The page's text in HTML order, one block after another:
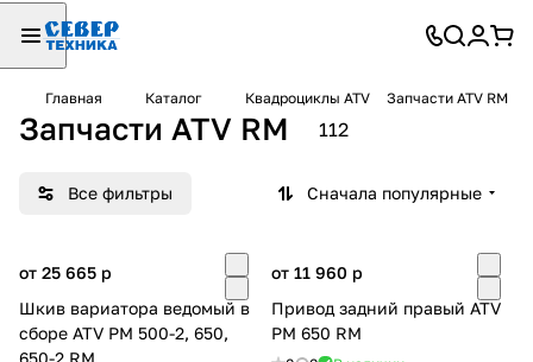
Главная Каталог Квадроциклы ATV Запчасти ATV RM
Запчасти ATV RM 112
Все фильтры Сначала популярные
от 25 665 p
Шкив вариатора ведомый в
сборе ATV РМ 500-2, 650,
650-2 RM
от 11 960 p
Привод задний правый ATV
РМ 650 RM